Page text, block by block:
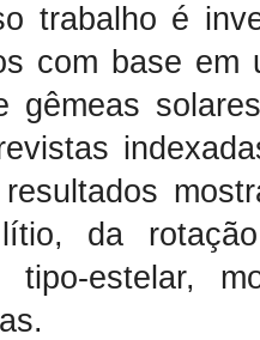
trabalho é
com base em
gêmeas
da
tipo-estelar,